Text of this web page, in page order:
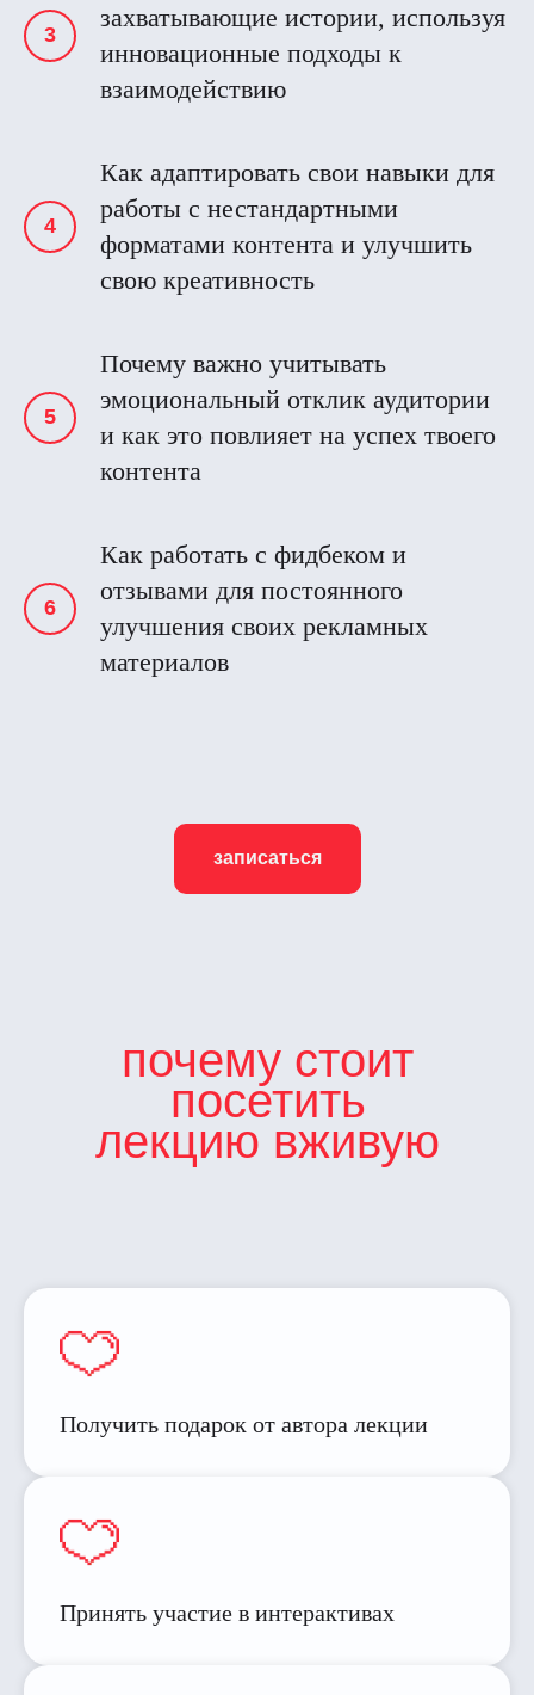
захватывающие истории, используя
инновационные подходы к
взаимодействию
Как адаптировать свои навыки для
работы с нестандартными
форматами контента и улучшить
свою креативность
Почему важно учитывать
эмоциональный отклик аудитории
и как это повлияет на успех твоего
контента
Как работать с фидбеком и
отзывами для постоянного
улучшения своих рекламных
материалов
записаться
почему стоит
посетить
лекцию вживую
Получить подарок от автора лекции
Принять участие в интерактивах